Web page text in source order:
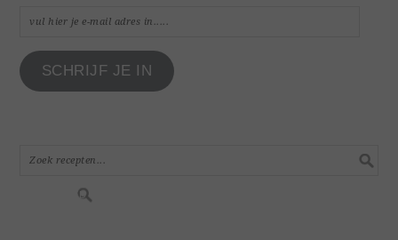
vul
je
e-
SCHRIJF JE IN